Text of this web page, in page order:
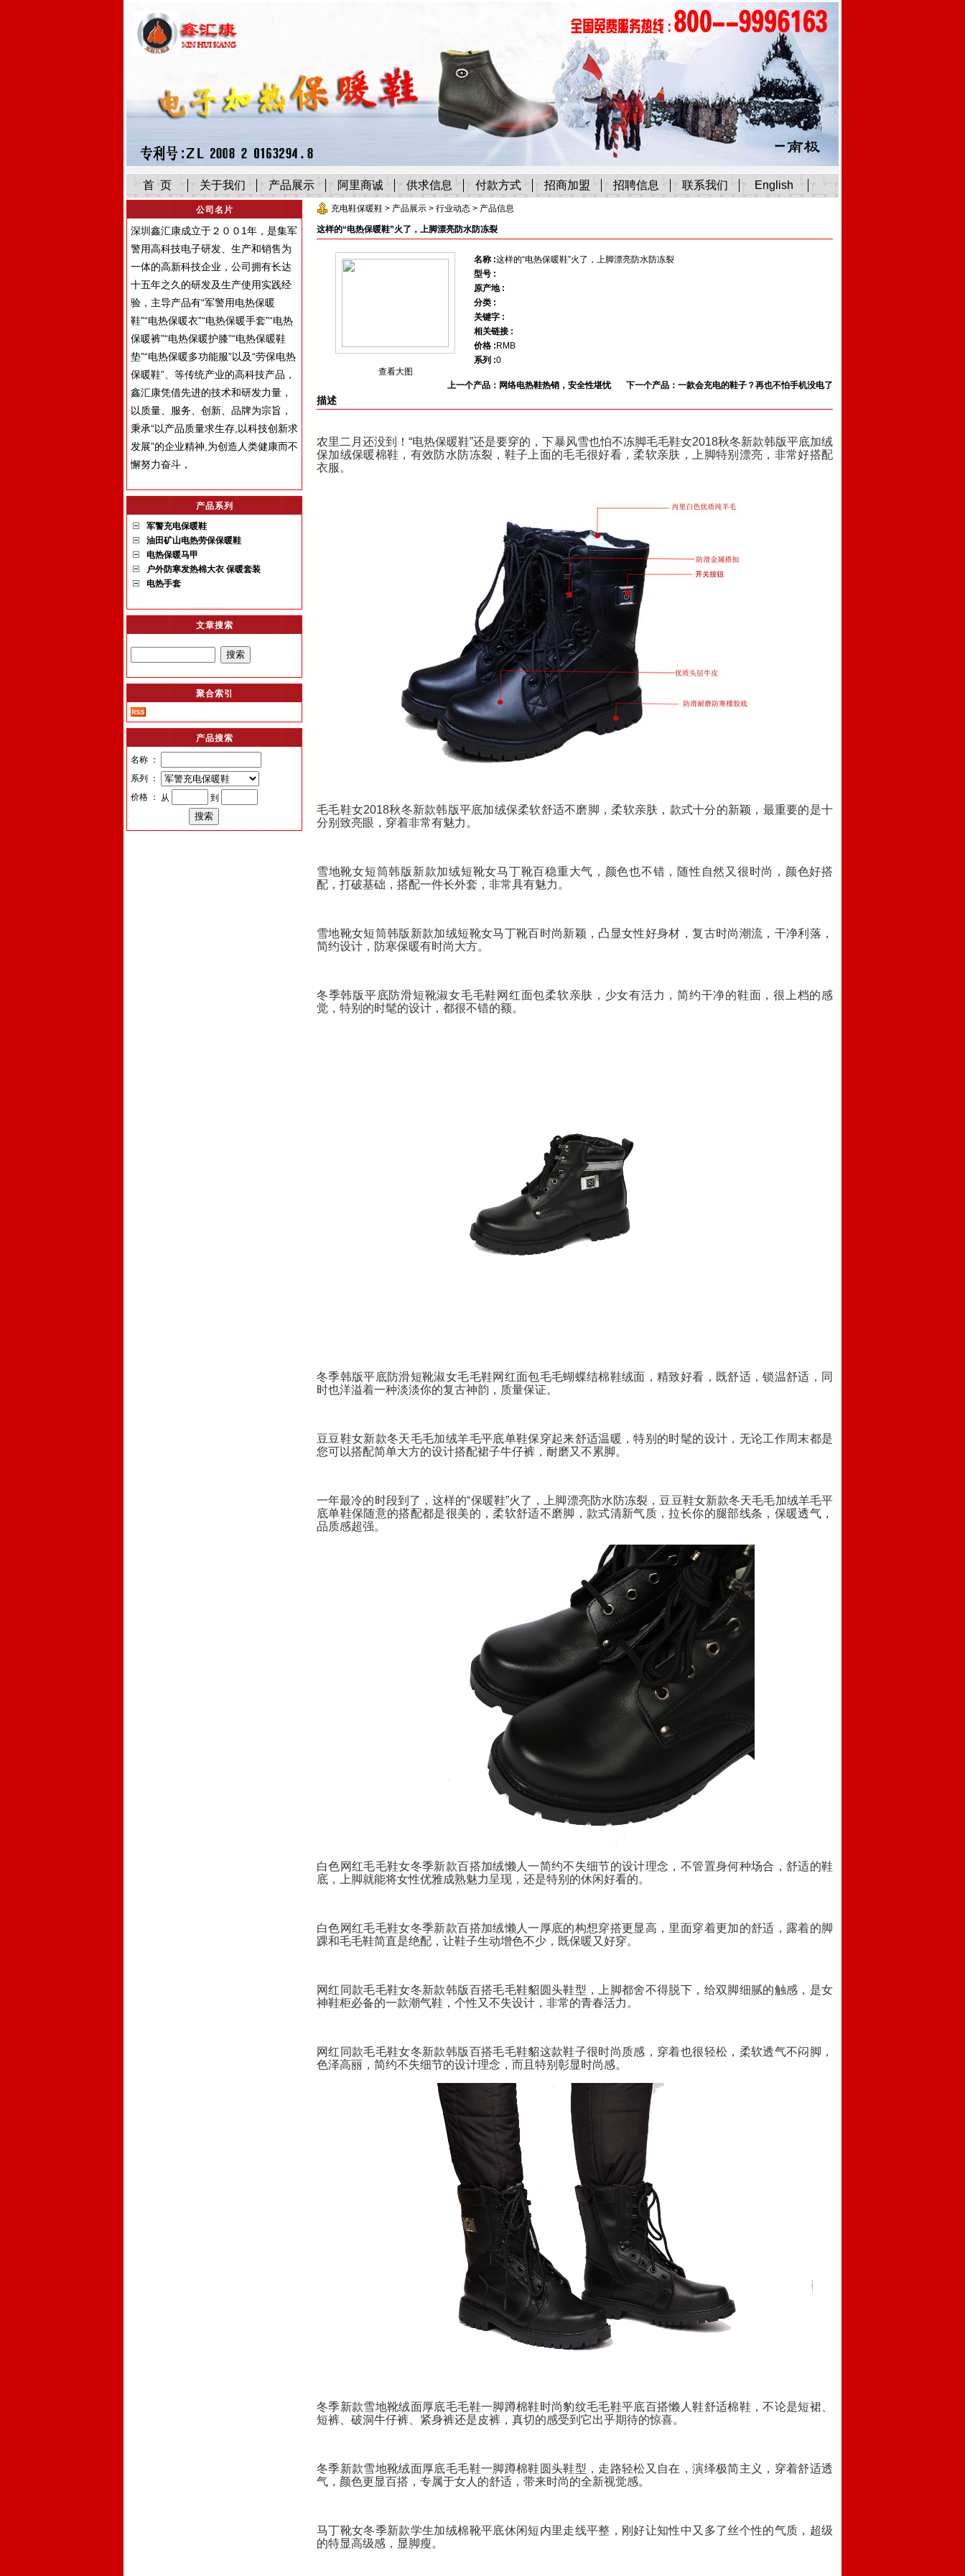
首 页 关于我们 产品展示 阿里商诚 供求信息 付款方式 招商加盟 招聘信息 联系我们 English
公司名片
深圳鑫汇康成立于２００1年，是集军
警用高科技电子研发、生产和销售为
一体的高新科技企业，公司拥有长达
十五年之久的研发及生产使用实践经
验，主导产品有“军警用电热保暖
鞋”“电热保暖衣”“电热保暖手套”“电热
保暖裤”“电热保暖护膝”“电热保暖鞋
垫”“电热保暖多功能服”以及“劳保电热
保暖鞋”、等传统产业的高科技产品，
鑫汇康凭借先进的技术和研发力量，
以质量、服务、创新、品牌为宗旨，
秉承“以产品质量求生存,以科技创新求
发展”的企业精神,为创造人类健康而不
懈努力奋斗，
产品系列
军警充电保暖鞋
油田矿山电热劳保保暖鞋
电热保暖马甲
户外防寒发热棉大衣 保暖套装
电热手套
文章搜索
聚合索引
产品搜索
名称 ：
系列 ：
价格 ：
从 到
充电鞋保暖鞋 > 产品展示 > 行业动态 > 产品信息
这样的“电热保暖鞋”火了，上脚漂亮防水防冻裂
查看大图
名称 :这样的“电热保暖鞋”火了，上脚漂亮防水防冻裂
型号 :
原产地 :
分类 :
关键字 :
相关链接 :
价格 : RMB
系列 :0
上一个产品：网络电热鞋热销，安全性堪忧 下一个产品：一款会充电的鞋子？再也不怕手机没电了
描述
农里二月还没到！“电热保暖鞋”还是要穿的，下暴风雪也怕不冻脚毛毛鞋女2018秋冬新款韩版平底加绒
保加绒保暖棉鞋，有效防水防冻裂，鞋子上面的毛毛很好看，柔软亲肤，上脚特别漂亮，非常好搭配
衣服。
毛毛鞋女2018秋冬新款韩版平底加绒保柔软舒适不磨脚，柔软亲肤，款式十分的新颖，最重要的是十
分别致亮眼，穿着非常有魅力。
雪地靴女短筒韩版新款加绒短靴女马丁靴百稳重大气，颜色也不错，随性自然又很时尚，颜色好搭
配，打破基础，搭配一件长外套，非常具有魅力。
雪地靴女短筒韩版新款加绒短靴女马丁靴百时尚新颖，凸显女性好身材，复古时尚潮流，干净利落，
简约设计，防寒保暖有时尚大方。
冬季韩版平底防滑短靴淑女毛毛鞋网红面包柔软亲肤，少女有活力，简约干净的鞋面，很上档的感
觉，特别的时髦的设计，都很不错的额。
冬季韩版平底防滑短靴淑女毛毛鞋网红面包毛毛蝴蝶结棉鞋绒面，精致好看，既舒适，锁温舒适，同
时也洋溢着一种淡淡你的复古神韵，质量保证。
豆豆鞋女新款冬天毛毛加绒羊毛平底单鞋保穿起来舒适温暖，特别的时髦的设计，无论工作周末都是
您可以搭配简单大方的设计搭配裙子牛仔裤，耐磨又不累脚。
一年最冷的时段到了，这样的“保暖鞋”火了，上脚漂亮防水防冻裂，豆豆鞋女新款冬天毛毛加绒羊毛平
底单鞋保随意的搭配都是很美的，柔软舒适不磨脚，款式清新气质，拉长你的腿部线条，保暖透气，
品质感超强。
白色网红毛毛鞋女冬季新款百搭加绒懒人一简约不失细节的设计理念，不管置身何种场合，舒适的鞋
底，上脚就能将女性优雅成熟魅力呈现，还是特别的休闲好看的。
白色网红毛毛鞋女冬季新款百搭加绒懒人一厚底的构想穿搭更显高，里面穿着更加的舒适，露着的脚
踝和毛毛鞋简直是绝配，让鞋子生动增色不少，既保暖又好穿。
网红同款毛毛鞋女冬新款韩版百搭毛毛鞋貂圆头鞋型，上脚都舍不得脱下，给双脚细腻的触感，是女
神鞋柜必备的一款潮气鞋，个性又不失设计，非常的青春活力。
网红同款毛毛鞋女冬新款韩版百搭毛毛鞋貂这款鞋子很时尚质感，穿着也很轻松，柔软透气不闷脚，
色泽高丽，简约不失细节的设计理念，而且特别彰显时尚感。
冬季新款雪地靴绒面厚底毛毛鞋一脚蹲棉鞋时尚豹纹毛毛鞋平底百搭懒人鞋舒适棉鞋，不论是短裙、
短裤、破洞牛仔裤、紧身裤还是皮裤，真切的感受到它出乎期待的惊喜。
冬季新款雪地靴绒面厚底毛毛鞋一脚蹲棉鞋圆头鞋型，走路轻松又自在，演绎极简主义，穿着舒适透
气，颜色更显百搭，专属于女人的舒适，带来时尚的全新视觉感。
马丁靴女冬季新款学生加绒棉靴平底休闲短内里走线平整，刚好让知性中又多了丝个性的气质，超级
的特显高级感，显脚瘦。